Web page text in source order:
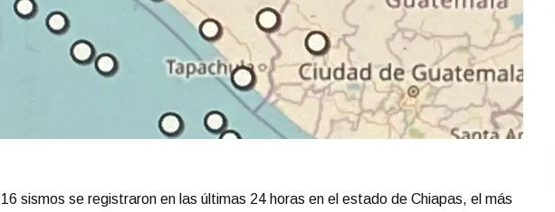
sismos se registraron en las últimas 24 horas en el estado de Chiapas, el más